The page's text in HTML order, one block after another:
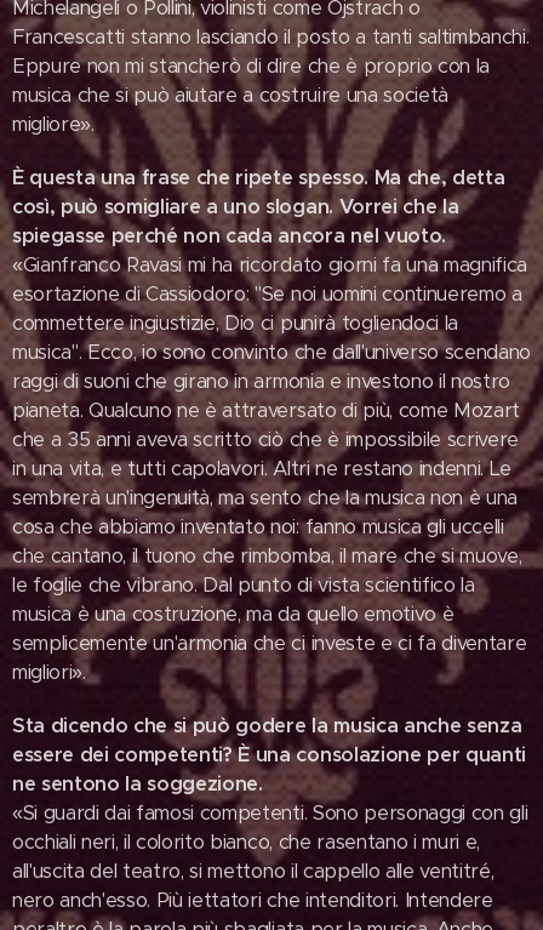
Michelangeli o Pollini, violinisti come Ojstrach o
Francescatti stanno lasciando il posto a tanti saltimbanchi.
Eppure non mi stancherò di dire che è proprio con la
musica che si può aiutare a costruire una società
migliore».
È questa una frase che ripete spesso. Ma che, detta
così, può somigliare a uno slogan. Vorrei che la
spiegasse perché non cada ancora nel vuoto.
«Gianfranco Ravasi mi ha ricordato giorni fa una magnifica
esortazione di Cassiodoro: "Se noi uomini continueremo a
commettere ingiustizie, Dio ci punirà togliendoci la
musica". Ecco, io sono convinto che dall'universo scendano
raggi di suoni che girano in armonia e investono il nostro
pianeta. Qualcuno ne è attraversato di più, come Mozart
che a 35 anni aveva scritto ciò che è impossibile scrivere
in una vita, e tutti capolavori. Altri ne restano indenni. Le
sembrerà un'ingenuità, ma sento che la musica non è una
cosa che abbiamo inventato noi: fanno musica gli uccelli
che cantano, il tuono che rimbomba, il mare che si muove,
le foglie che vibrano. Dal punto di vista scientifico la
musica è una costruzione, ma da quello emotivo è
semplicemente un'armonia che ci investe e ci fa diventare
migliori».
Sta dicendo che si può godere la musica anche senza
essere dei competenti? È una consolazione per quanti
ne sentono la soggezione.
«Si guardi dai famosi competenti. Sono personaggi con gli
occhiali neri, il colorito bianco, che rasentano i muri e,
all'uscita del teatro, si mettono il cappello alle ventitré,
nero anch'esso. Più iettatori che intenditori. Intendere